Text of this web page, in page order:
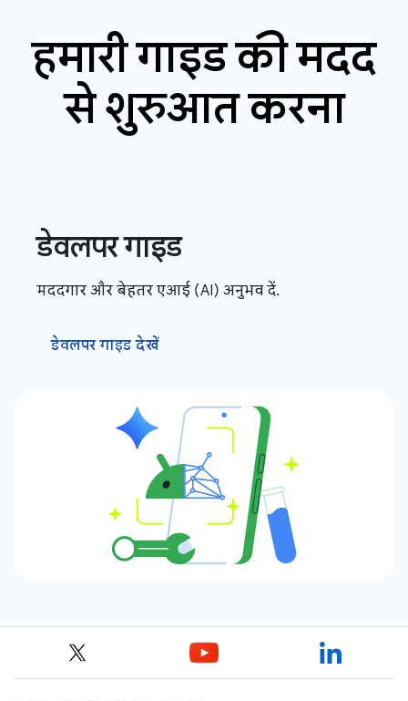
हमारी गाइड की मदद
से शुरुआत करना
डेवलपर गाइड
मददगार और बेहतर एआई (AI) अनुभव दें.
डेवलपर गाइड देखें